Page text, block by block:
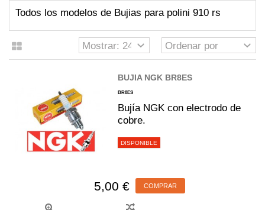
Todos los modelos de Bujias para polini 910 rs
BUJIA NGK BR8ES
BR8ES
Bujía NGK con electrodo de
cobre.
DISPONIBLE
5,00 € COMPRAR